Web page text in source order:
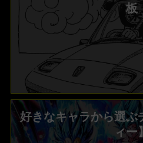
板
好きなキャラから選ぶチーム編成【パーテ
ィー